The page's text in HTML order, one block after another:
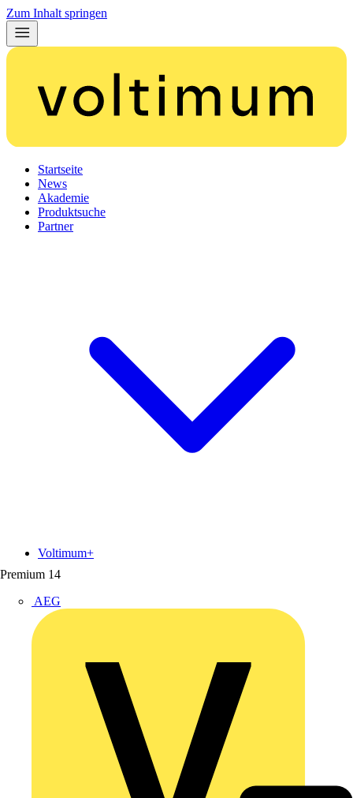
Zum Inhalt springen
Startseite
News
Akademie
Produktsuche
Partner
Premium 14
AEG
Voltimum+